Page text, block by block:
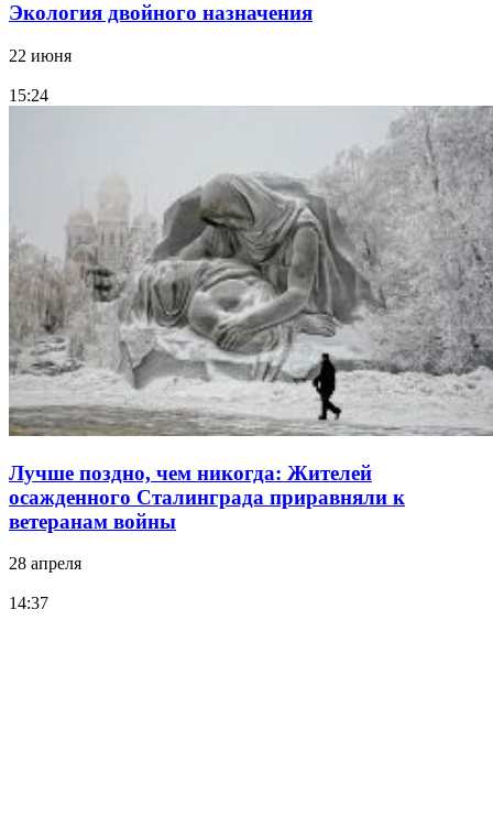
Экология двойного назначения
22 июня
15:24
Лучше поздно, чем никогда: Жителей
осажденного Сталинграда приравняли к
ветеранам войны
28 апреля
14:37